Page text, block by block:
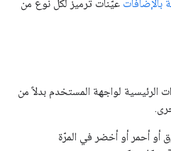
عيّنات ترميز لكل نوع من
الرئيسية لواجهة المستخدم بدلاً من
أحمر أو أخضر في المرّة